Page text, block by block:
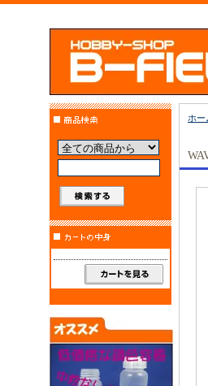
ホー